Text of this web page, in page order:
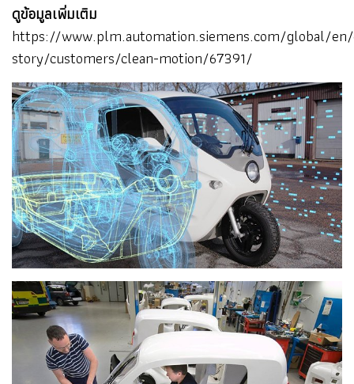
ดูข้อมูลเพิ่มเติม
https://www.plm.automation.siemens.com/global/
story/customers/clean-motion/67391/